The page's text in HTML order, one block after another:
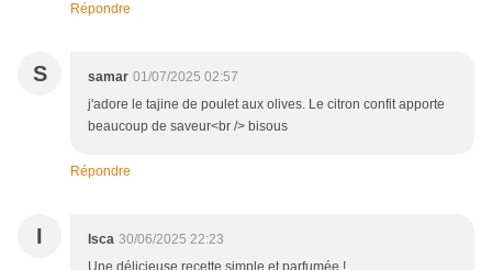
Répondre
S samar 01/07/2025 02:57
j'adore le tajine de poulet aux olives. Le citron confit apporte
beaucoup de saveur<br /> bisous
Répondre
I Isca 30/06/2025 22:23
Une délicieuse recette simple et parfumée !